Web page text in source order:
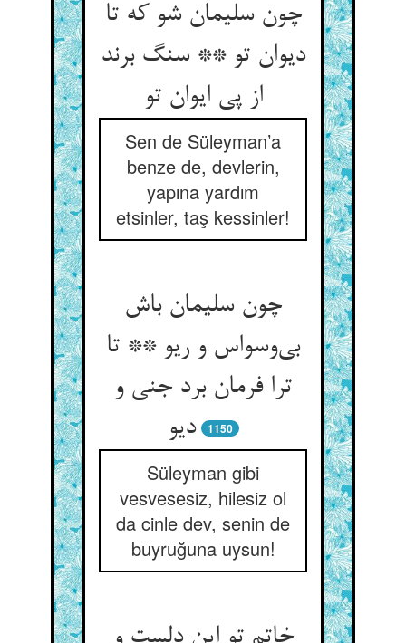
چون سلیمان شو که تا
دیوان تو ** سنگ برند
از پی ایوان تو
Sen de Süleyman’a
benze de, devlerin,
yapına yardım
etsinler, taş kessinler!
چون سلیمان باش
بی‌وسواس و ریو ** تا
ترا فرمان برد جنی و
دیو
1150
Süleyman gibi
vesvesesiz, hilesiz ol
da cinle dev, senin de
buyruğuna uysun!